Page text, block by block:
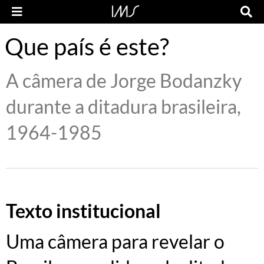
Que país é este?
A câmera de Jorge Bodanzky
durante a ditadura brasileira,
1964-1985
Texto institucional
Uma câmera para revelar o